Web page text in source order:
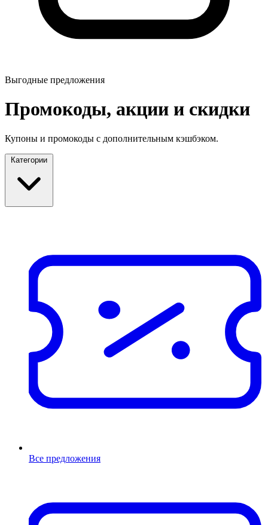
Выгодные предложения
Промокоды, акции и скидки
Купоны и промокоды с дополнительным кэшбэком.
Категории
Все предложения